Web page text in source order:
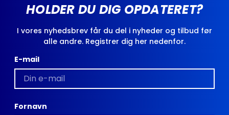
HOLDER DU DIG OPDATERET?
I vores nyhedsbrev får du del i nyheder og tilbud før
alle andre. Registrer dig her nedenfor.
E-mail
Fornavn